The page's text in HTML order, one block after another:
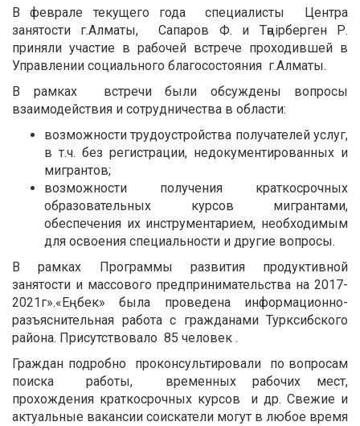
В феврале текущего года специалисты Центра
занятости г.Алматы, Сапаров Ф. и Тәңірберген Р.
приняли участие в рабочей встрече проходившей в
Управлении социального благосостояния г.Алматы.
В рамках встречи были обсуждены вопросы
взаимодействия и сотрудничества в области:
возможности трудоустройства получателей услуг,
в т.ч. без регистрации, недокументированных и
мигрантов;
возможности получения краткосрочных
образовательных курсов мигрантами,
обеспечения их инструментарием, необходимым
для освоения специальности и другие вопросы.
В рамках Программы развития продуктивной
занятости и массового предпринимательства на 2017-
2021г».«Еңбек» была проведена информационно-
разъяснительная работа с гражданами Турксибского
района. Присутствовало 85 человек .
Граждан подробно проконсультировали по вопросам
поиска работы, временных рабочих мест,
прохождения краткосрочных курсов и др. Свежие и
актуальные вакансии соискатели могут в любое время